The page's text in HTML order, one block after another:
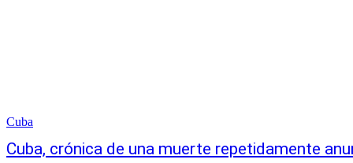
Cuba
Cuba, crónica de una muerte repetidamente